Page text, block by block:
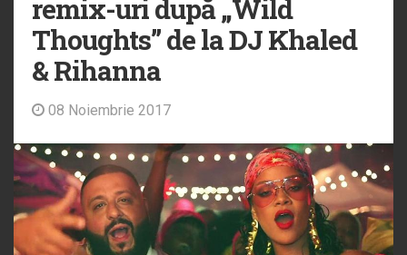
remix-uri după „Wild
Thoughts” de la DJ Khaled
& Rihanna
08 Noiembrie 2017